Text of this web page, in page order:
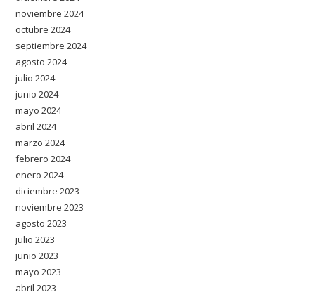
noviembre 2024
octubre 2024
septiembre 2024
agosto 2024
julio 2024
junio 2024
mayo 2024
abril 2024
marzo 2024
febrero 2024
enero 2024
diciembre 2023
noviembre 2023
agosto 2023
julio 2023
junio 2023
mayo 2023
abril 2023